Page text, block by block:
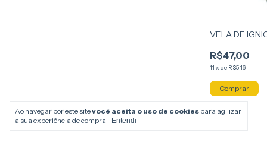
Ao navegar por este sitevocê aceita o uso de cookies para agilizar
a sua experiência de compra.
Entendi
VELA DE
R$47,00
11 xde R$5,16